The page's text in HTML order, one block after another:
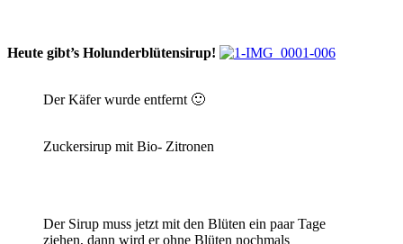
Heute gibt’s Holunderblütensirup!
Der Käfer wurde entfernt 🙂
Zuckersirup mit Bio- Zitronen
Der Sirup muss jetzt mit den Blüten ein paar Tage
ziehen, dann wird er ohne Blüten nochmals